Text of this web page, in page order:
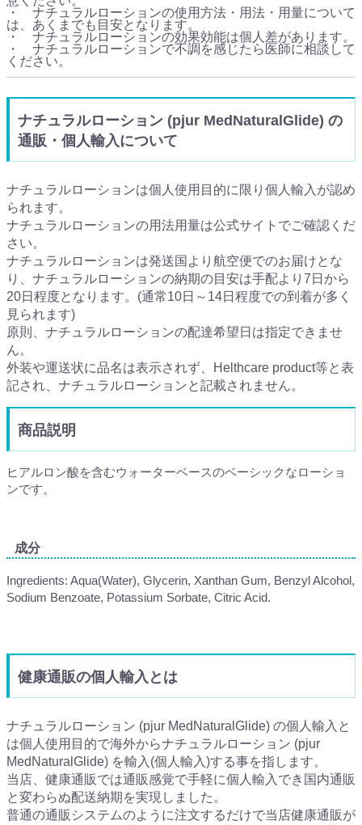
・ ナチュラルローションの使用方法・用法・用量について
は、あくまでも目安となります。
・ ナチュラルローションの効果効能は個人差があります。
・ ナチュラルローションで不調を感じたら医師に相談して
ください。
ナチュラルローション (pjur MedNaturalGlide) の
通販・個人輸入について
ナチュラルローションは個人使用目的に限り個人輸入が認め
られます。
ナチュラルローションの用法用量は公式サイトでご確認くだ
さい。
ナチュラルローションは発送国より航空便でのお届けとな
り、ナチュラルローションの納期の目安は手配より7日から
20日程度となります。(通常10日～14日程度での到着が多く
見られます)
原則、ナチュラルローションの配達希望日は指定できませ
ん。
外装や運送状に品名は表示されず、Helthcare product等と表
記され、ナチュラルローションと記載されません。
商品説明
ヒアルロン酸を含むウォーターベースのベーシックなローショ
ンです。
成分
Ingredients: Aqua(Water), Glycerin, Xanthan Gum, Benzyl Alcohol,
Sodium Benzoate, Potassium Sorbate, Citric Acid.
健康通販の個人輸入とは
ナチュラルローション (pjur MedNaturalGlide) の個人輸入と
は個人使用目的で海外からナチュラルローション (pjur
MedNaturalGlide) を輸入(個人輸入)する事を指します。
当店、健康通販では通販感覚で手軽に個人輸入でき国内通販
と変わらぬ配送納期を実現しました。
普通の通販システムのように注文するだけで当店健康通販が